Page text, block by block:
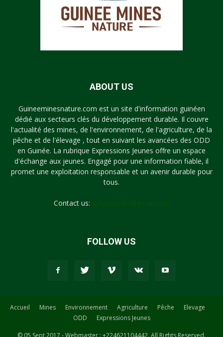
ABOUT US
Guineeminesnature.com est un site d'information guinéen
dédié aux secteurs clés du développement durable. Il couvre
l'actualité des mines, de l'environnement, de l'agriculture, de la
pêche et de l'élevage , tout en suivant les avancées des ODD
en Guinée. La rubrique Expressions Jeunes offre un espace
d'échange aux jeunes. Engagé pour une information fiable, il
promet une exploitation responsable et un avenir durable pour
tous.
Contact us:
FOLLOW US
Accueil Mines Environnement Agriculture Pêche
Elevage
ODD
Expressions Jeunes
© 05 Sept 2017 - Webmaster : +224621104442. All Rights Reserved.